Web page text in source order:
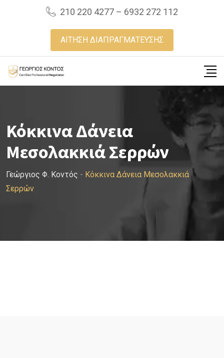
210 220 4277 – 6932 272 112
ΑΙΤΗΣΗ ΔΙΑΠΡΑΓΜΑΤΕΥΣΗΣ
Κόκκινα Δάνεια
Μεσολακκιά Σερρών
Γεώργιος Φ. Κοντός - Κόκκινα Δάνεια Μεσολακκιά
Σερρών